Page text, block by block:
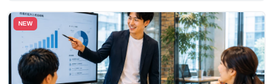
NEW